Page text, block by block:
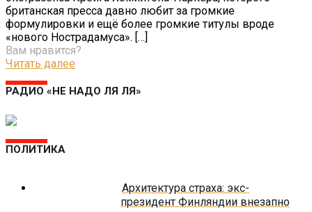
британская пресса давно любит за громкие
формулировки и ещё более громкие титулы вроде
«нового Нострадамуса». […]
Вам нравится?
Читать далее
РАДИО «НЕ НАДО ЛЯ ЛЯ»
ПОЛИТИКА
Архитектура страха: экс-
президент Финляндии внезапно